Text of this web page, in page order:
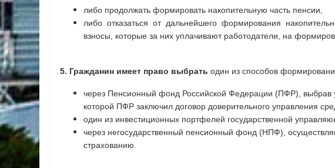
либо продолжать формировать накопительную часть пенсии,
либо отказаться от дальнейшего формирования
взносы, которые за них уплачивают работодатели, на
5. Гражданин имеет право выбрать один из способов
через Пенсионный фонд Российской Федерации (ПФР),
которой ПФР заключил договор доверительного управления
один из инвестиционных портфелей государственной
через негосударственный пенсионный фонд (НПФ),
страхованию.